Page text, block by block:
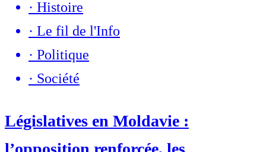
· Histoire
· Le fil de l'Info
· Politique
· Société
Législatives en Moldavie :